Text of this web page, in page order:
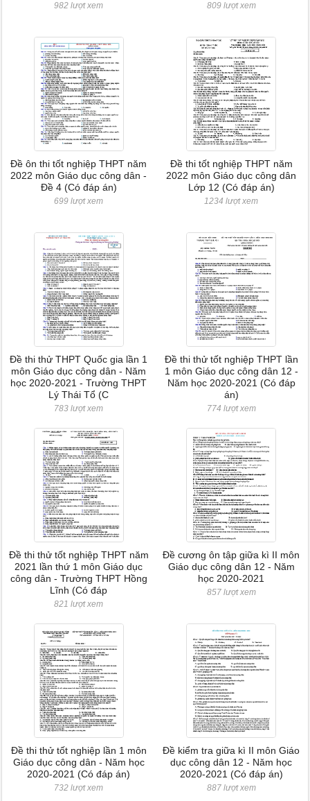
982 lượt xem 809 lượt xem
Đề ôn thi tốt nghiệp THPT năm
2022 môn Giáo dục công dân -
Đề 4 (Có đáp án)
699 lượt xem
Đề thi tốt nghiệp THPT năm
2022 môn Giáo dục công dân
Lớp 12 (Có đáp án)
1234 lượt xem
Đề thi thử THPT Quốc gia lần 1
môn Giáo dục công dân - Năm
học 2020-2021 - Trường THPT
Lý Thái Tổ (C
783 lượt xem
Đề thi thử tốt nghiệp THPT lần
1 môn Giáo dục công dân 12 -
Năm học 2020-2021 (Có đáp
án)
774 lượt xem
Đề thi thử tốt nghiệp THPT năm
2021 lần thứ 1 môn Giáo dục
công dân - Trường THPT Hồng
Lĩnh (Có đáp
821 lượt xem
Đề cương ôn tập giữa kì II môn
Giáo dục công dân 12 - Năm
học 2020-2021
857 lượt xem
Đề thi thử tốt nghiệp lần 1 môn
Giáo dục công dân - Năm học
2020-2021 (Có đáp án)
732 lượt xem
Đề kiểm tra giữa kì II môn Giáo
dục công dân 12 - Năm học
2020-2021 (Có đáp án)
887 lượt xem